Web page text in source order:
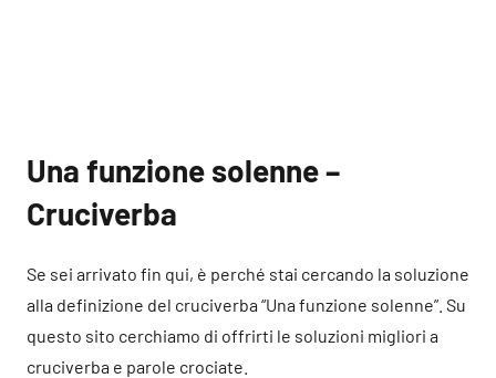
Una funzione solenne –
Cruciverba
Se sei arrivato fin qui, è perché stai cercando la soluzione
alla definizione del cruciverba “Una funzione solenne”. Su
questo sito cerchiamo di offrirti le soluzioni migliori a
cruciverba e parole crociate.